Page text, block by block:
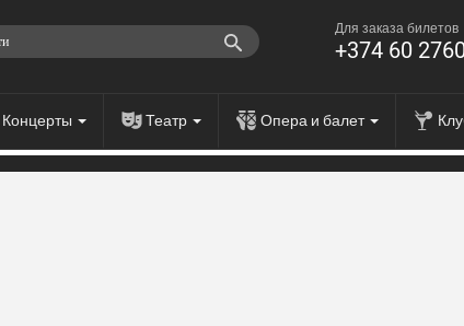
Для заказа билетов
+374 60
Концерты Театр Опера и балет